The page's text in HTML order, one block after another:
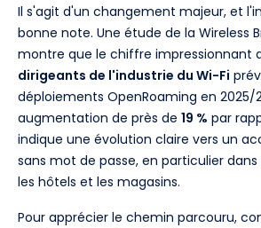
Il s'agit d'un changement majeur, et
bonne note. Une étude de la Wireless
montre que le chiffre impressionnant
dirigeants de l'industrie du Wi-Fi
déploiements OpenRoaming en 2025/
augmentation de près de 19 % par
indique une évolution claire vers un
sans mot de passe, en particulier
les hôtels et les magasins.
Pour apprécier le chemin parcouru,